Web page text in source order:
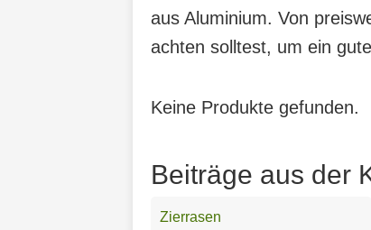
aus Aluminium. Von
achten solltest, um ein
Keine Produkte gefunden.
Beiträge aus der
Zierrasen